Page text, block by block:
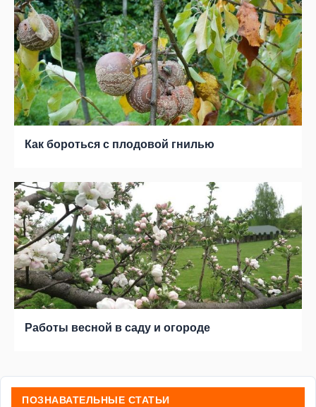
Как бороться с плодовой гнилью
Работы весной в саду и огороде
ПОЗНАВАТЕЛЬНЫЕ СТАТЬИ